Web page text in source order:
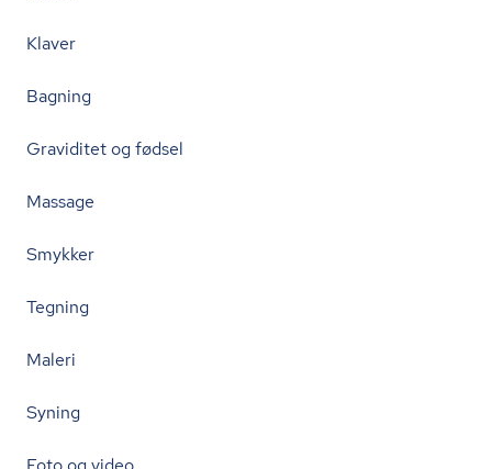
Klaver
Bagning
Graviditet og fødsel
Massage
Smykker
Tegning
Maleri
Syning